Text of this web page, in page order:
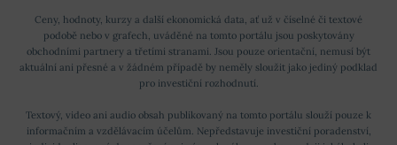
Ceny, hodnoty, kurzy a další ekonomická data, ať už v číselné či textové
podobě nebo v grafech, uváděné na tomto portálu jsou poskytovány
obchodními partnery a třetími stranami. Jsou pouze orientační, nemusí být
aktuální ani přesné a v žádném případě by neměly sloužit jako jediný podklad
pro investiční rozhodnutí.
Textový, video ani audio obsah publikovaný na tomto portálu slouží pouze k
informačním a vzdělávacím účelům. Nepředstavuje investiční poradenství,